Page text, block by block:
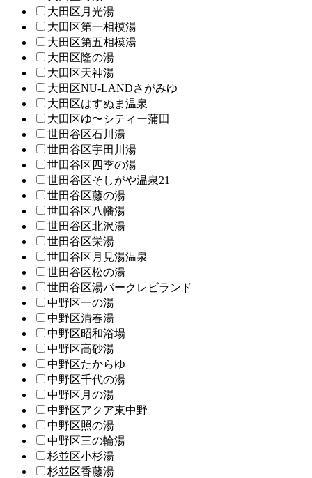
大田区月光湯
大田区第一相模湯
大田区第五相模湯
大田区隆の湯
大田区天神湯
大田区NU-LANDさがみゆ
大田区はすぬま温泉
大田区ゆ〜シティー蒲田
世田谷区石川湯
世田谷区宇田川湯
世田谷区四季の湯
世田谷区そしがや温泉21
世田谷区藤の湯
世田谷区八幡湯
世田谷区北沢湯
世田谷区栄湯
世田谷区月見湯温泉
世田谷区松の湯
世田谷区湯パークレビランド
中野区一の湯
中野区清春湯
中野区昭和浴場
中野区高砂湯
中野区たからゆ
中野区千代の湯
中野区月の湯
中野区アクア東中野
中野区照の湯
中野区三の輪湯
杉並区小杉湯
杉並区香藤湯